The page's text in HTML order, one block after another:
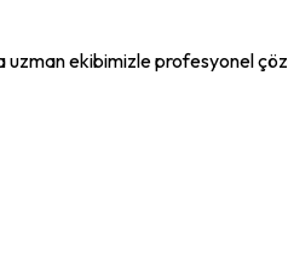
uzman ekibimizle profesyonel